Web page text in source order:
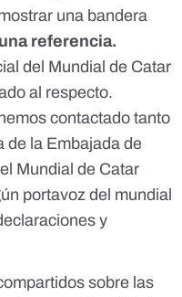
una bandera
referencia.
del Mundial de Catar
al respecto.
contactado tanto
de la Embajada de
Mundial de Catar
portavoz del mundial
y
sobre las